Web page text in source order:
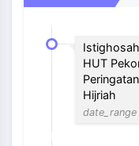
HUT
Hijriah
date_range